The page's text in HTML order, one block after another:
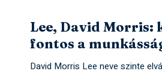
Lee, David Morris:
fontos a
David Morris Lee neve szinte